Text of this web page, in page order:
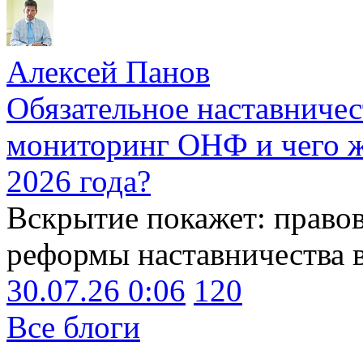
Алексей Панов
Обязательное
мониторинг ОНФ и чего
2026 года?
Вскрытие покажет:
реформы наставничества
30.07.26 0:06 120
Все блоги